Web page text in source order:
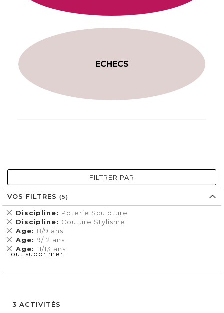
ECHECS
3 ACTIVITÉS
FILTRER PAR
VOS FILTRES
Discipline Poterie Sculpture
Supprimer
cet
Élément
Discipline Couture Stylisme
Supprimer
cet
Élément
Age 8/9 ans
Supprimer
cet
Élément
Age 9/12 ans
Supprimer
cet
Élément
Age 11/13 ans
Supprimer
cet
Tout supprimer